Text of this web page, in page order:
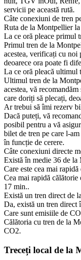
servicii pe această rută.
Câte conexiuni de tren
Ruta de la Montpellier
La ce oră pleace primul
Primul tren de la
acestea, verificați cu noi
deoarece ora poate fi
La ce oră pleacă ultimul
Ultimul tren de la
acestea, vă
care doriți să plecați,
Ar trebui să îmi rezerv
Dacă puteți, vă
posibil pentru a vă
bilet de tren pe care l-
în funcție de cerere.
Câte conexiuni directe
Există în medie 36 de la
Care este cea mai
Cea mai rapidă
17 min..
Există un tren direct de
Da, există un tren direct
Care sunt emisiile de
Călătoria cu tren de la
CO2.
Treceți local de la